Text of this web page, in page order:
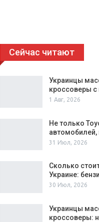
Сейчас читают
Украинцы
кроссоверы с
1 Авг, 2026
Не только
31 Июл, 2026
Сколько
Украине:
30 Июл, 2026
Украинцы
кроссоверы: